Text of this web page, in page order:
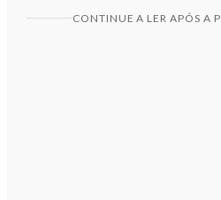
CONTINUE A LER APÓS A